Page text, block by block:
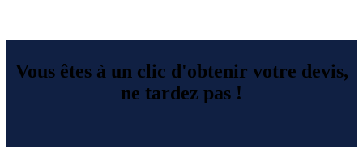
Vous êtes à un clic d'obtenir votre devis,
ne tardez pas !